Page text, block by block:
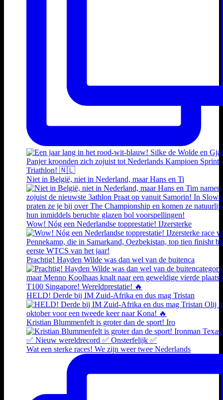
Niet in België, niet in Nederland, maar Hans en Ti
Wow! Nóg een Nederlandse topprestatie! IJzersterke
Prachtig! Hayden Wilde was dan wel van de buitenca
HELD! Derde bij IM Zuid-Afrika en dus mag Tristan
Kristian Blummenfelt is groter dan de sport! Iro
Wat een sterke races! We zijn weer twee Nederlands